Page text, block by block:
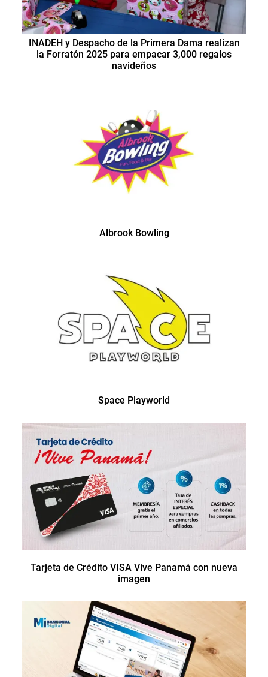
INADEH y Despacho de la Primera Dama realizan
la Forratón 2025 para empacar 3,000 regalos
navideños
Albrook Bowling
Space Playworld
Tarjeta de Crédito VISA Vive Panamá con nueva
imagen